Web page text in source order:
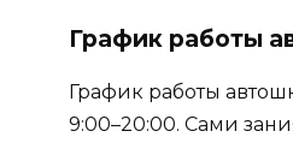
График работы
График работы
9:00–20:00. Сами